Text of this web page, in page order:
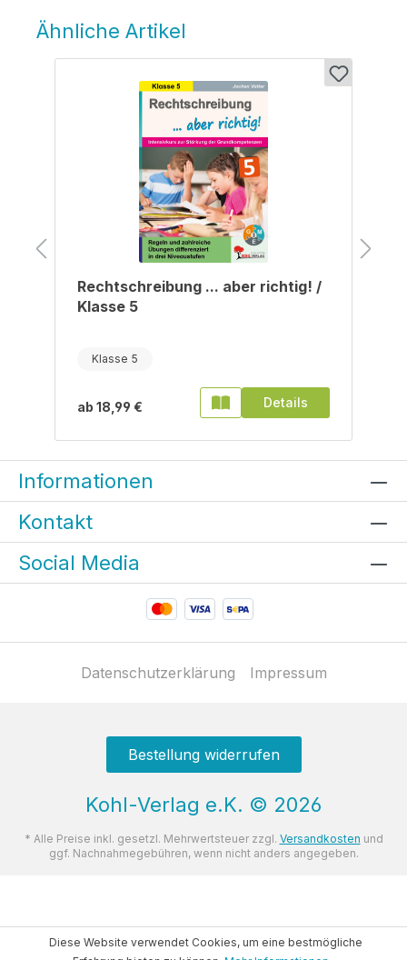
Ähnliche Artikel
Rechtschreibung ... aber richtig! /
Klasse 5
Klasse 5
ab 18,99 € Details
Informationen
Kontakt
Social Media
Datenschutzerklärung Impressum
Bestellung widerrufen
Kohl-Verlag e.K. © 2026
* Alle Preise inkl. gesetzl. Mehrwertsteuer zzgl. Versandkosten und
ggf. Nachnahmegebühren, wenn nicht anders angegeben.
Diese Website verwendet Cookies, um eine bestmögliche